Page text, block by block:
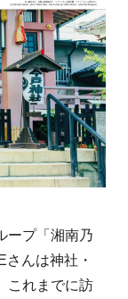
ープ「湘南乃
んは神社・
これまでに訪